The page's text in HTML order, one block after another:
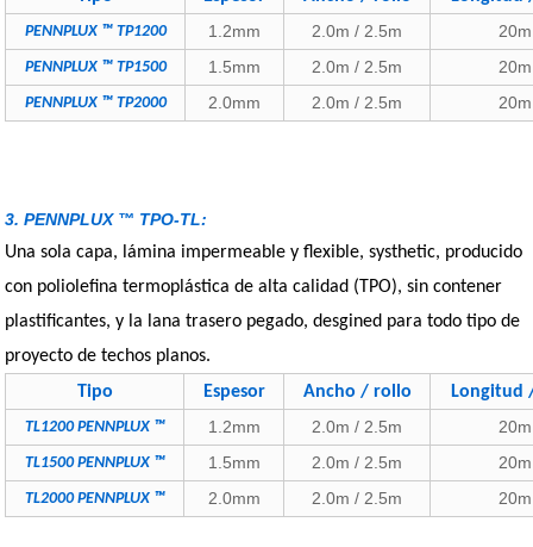
PENNPLUX ™ TP1200 1.2mm 2.0m / 2.5m 20m
PENNPLUX ™ TP1500 1.5mm 2.0m / 2.5m 20m
PENNPLUX ™ TP2000 2.0mm 2.0m / 2.5m 20m
3. PENNPLUX ™ TPO-TL:
Una sola capa, lámina impermeable y flexible, systhetic, producido
con poliolefina termoplástica de alta calidad (TPO), sin contener
plastificantes, y la lana trasero pegado, desgined para todo tipo de
proyecto de techos planos.
Tipo
Espesor Ancho / rollo Longitud
TL1200 PENNPLUX ™ 1.2mm 2.0m / 2.5m 20m
TL1500 PENNPLUX ™ 1.5mm 2.0m / 2.5m 20m
TL2000 PENNPLUX ™ 2.0mm 2.0m / 2.5m 20m